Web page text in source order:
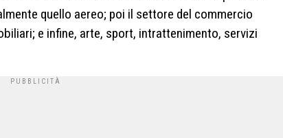
quello aereo; poi il settore del commercio
e infine, arte, sport, intrattenimento, servizi